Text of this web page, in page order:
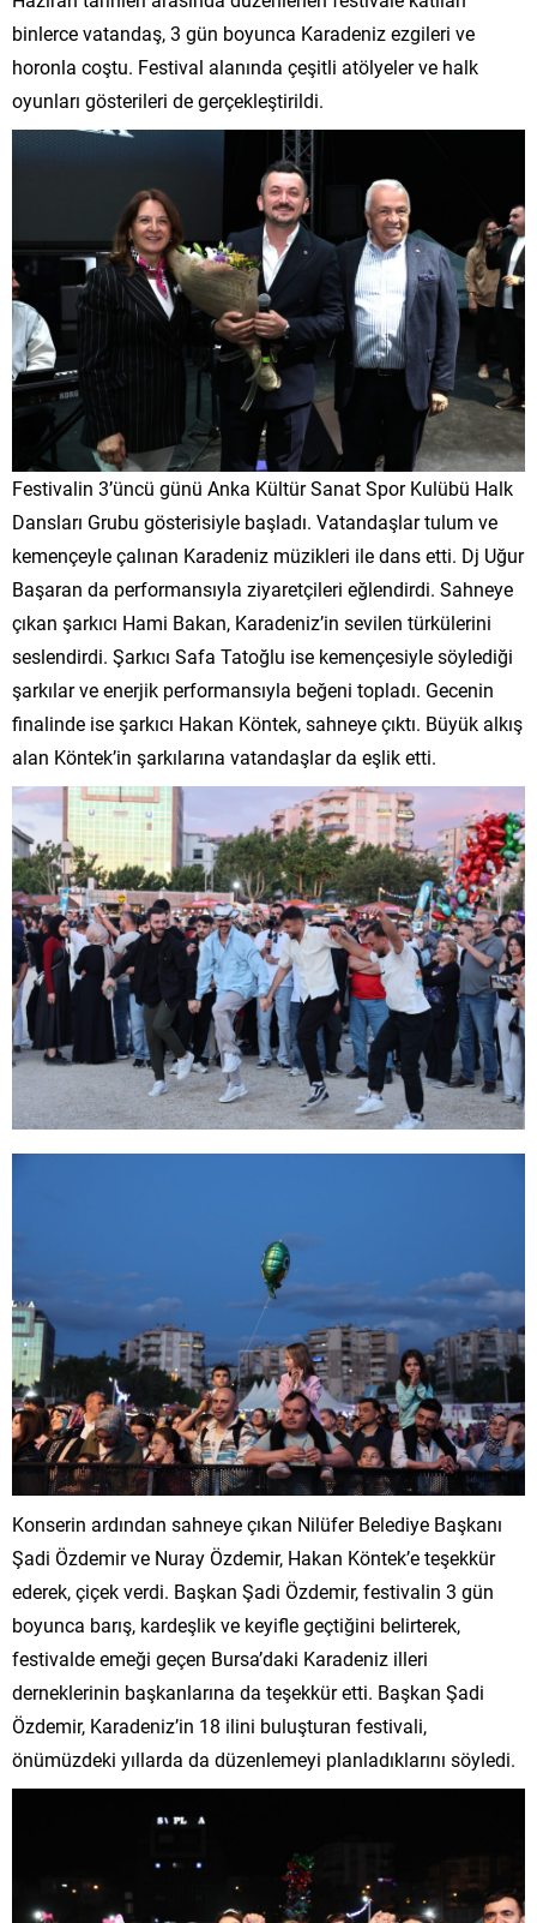
binlerce vatandaş, 3 gün boyunca Karadeniz ezgileri ve
horonla coştu. Festival alanında çeşitli atölyeler ve halk
oyunları gösterileri de gerçekleştirildi.
Festivalin 3’üncü günü Anka Kültür Sanat Spor Kulübü Halk
Dansları Grubu gösterisiyle başladı. Vatandaşlar tulum ve
kemençeyle çalınan Karadeniz müzikleri ile dans etti. Dj Uğur
Başaran da performansıyla ziyaretçileri eğlendirdi. Sahneye
çıkan şarkıcı Hami Bakan, Karadeniz’in sevilen türkülerini
seslendirdi. Şarkıcı Safa Tatoğlu ise kemençesiyle söylediği
şarkılar ve enerjik performansıyla beğeni topladı. Gecenin
finalinde ise şarkıcı Hakan Köntek, sahneye çıktı. Büyük alkış
alan Köntek’in şarkılarına vatandaşlar da eşlik etti.
Konserin ardından sahneye çıkan Nilüfer Belediye Başkanı
Şadi Özdemir ve Nuray Özdemir, Hakan Köntek’e teşekkür
ederek, çiçek verdi. Başkan Şadi Özdemir, festivalin 3 gün
boyunca barış, kardeşlik ve keyifle geçtiğini belirterek,
festivalde emeği geçen Bursa’daki Karadeniz illeri
derneklerinin başkanlarına da teşekkür etti. Başkan Şadi
Özdemir, Karadeniz’in 18 ilini buluşturan festivali,
önümüzdeki yıllarda da düzenlemeyi planladıklarını söyledi.